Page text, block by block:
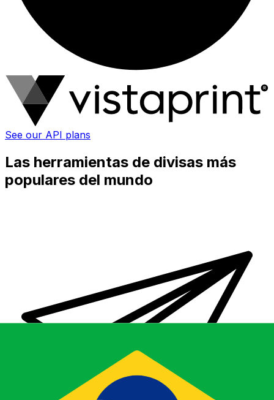
See our API plans
Las herramientas de divisas más
populares del mundo